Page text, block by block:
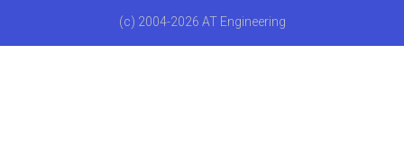
(c) 2004-2026 AT Engineering